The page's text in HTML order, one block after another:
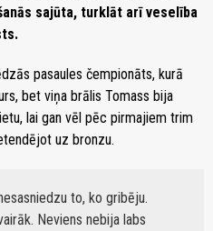
sajūta, turklāt arī veselība
pasaules čempionāts, kurā
bet viņa brālis Tomass bija
lai gan vēl pēc pirmajiem trim
uz bronzu.
to, ko gribēju.
Neviens nebija labs